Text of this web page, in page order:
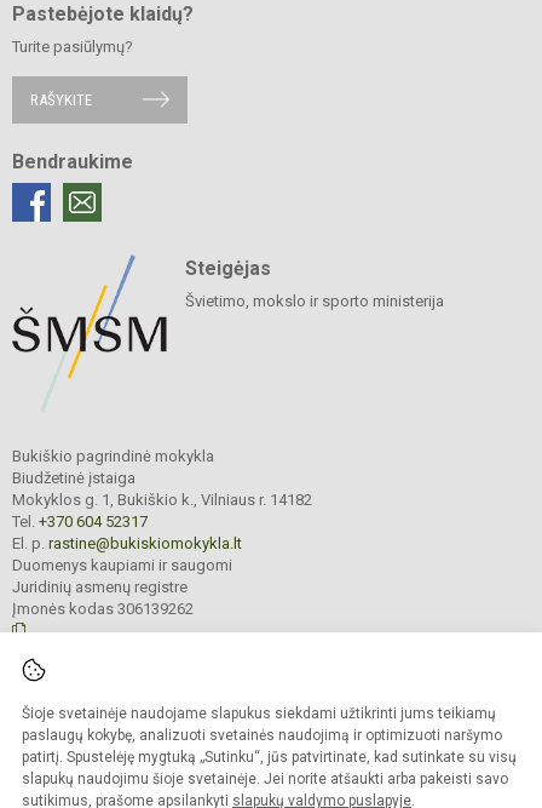
Šioje svetainėje naudojame slapukus siekdami užtikrinti jums teikiamų
paslaugų kokybę, analizuoti svetainės naudojimą ir optimizuoti naršymo
patirtį. Spustelėję mygtuką „Sutinku“, jūs patvirtinate, kad sutinkate su visų
slapukų naudojimu šioje svetainėje. Jei norite atšaukti arba pakeisti savo
sutikimus, prašome apsilankyti slapukų valdymo puslapyje.
Pastebėjote klaidų?
Turite pasiūlymų?
RAŠYKITE
Bendraukime
Steigėjas
Švietimo, mokslo ir sporto ministerija
Bukiškio pagrindinė mokykla
Biudžetinė įstaiga
Mokyklos g. 1, Bukiškio k., Vilniaus r. 14182
Tel. +370 604 52317
El. p. rastine@bukiskiomokykla.lt
Duomenys kaupiami ir saugomi
Juridinių asmenų registre
Įmonės kodas 306139262
Kopijuoti turinį be raštiško Bukiškio pagrindinės mokyklos administracijos
sutikimo griežtai draudžiama.
Prieinamumo paraiška Slapukų valdymas